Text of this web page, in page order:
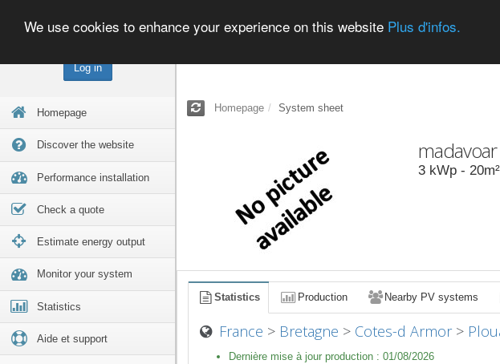
Log in
Homepage
Discover the website
Performance installation
Check a quote
Estimate energy output
Monitor your system
Statistics
Aide et support
We use cookies to enhance your experience on this website Plus d'infos.
Homepage System sheet
madavoar
3 kWp - 20m²
Statistics Production Nearby PV systems
France > Bretagne > Cotes-d Armor>
Dernière mise à jour production : 01/08/2026